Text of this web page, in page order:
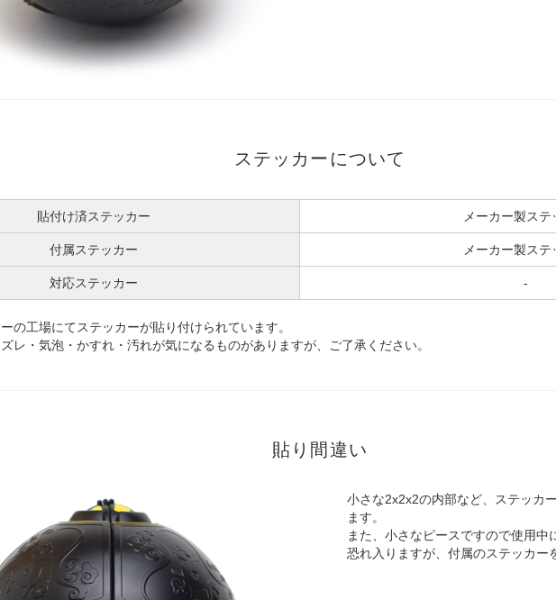
ステッカーについて
貼付け済ステッカー メーカー製ステ
付属ステッカー メーカー製ステ
対応ステッカー -
の工場にてステッカーが貼り付けられています。
レ・気泡・かすれ・汚れが気になるものがありますが、ご了承ください。
貼り間違い
小さな2x2x2の内部など、ステッカ
ます。
また、小さなピースですので使用中
恐れ入りますが、付属のステッカー